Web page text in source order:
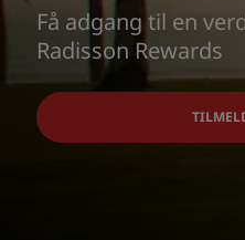
Få adgang til en
Radisson Rewards